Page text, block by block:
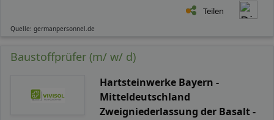
Teilen
Quelle: germanpersonnel.de
Baustoffprüfer (m/ w/ d)
Hartsteinwerke Bayern -
Mitteldeutschland
Zweigniederlassung der Basalt -